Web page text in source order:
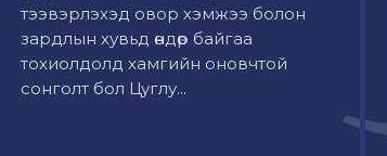
тээвэрлэхэд овор хэмжээ болон
зардлын хувьд өндөр байгаа
тохиолдолд хамгийн оновчтой
сонголт бол Цуглу...